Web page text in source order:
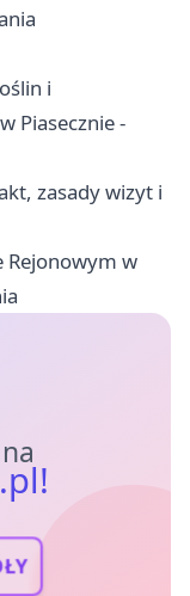
i
Piasecznie -
zasady wizyt i
Rejonowym w